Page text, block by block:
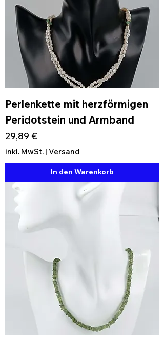
Perlenkette mit herzförmigen
Peridotstein und Armband
Preis
29,89 €
inkl. MwSt. | Versand
In den Warenkorb